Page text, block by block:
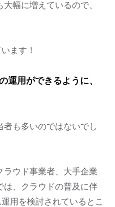
幅に増えているので、
ます！
運用ができるように、
者も多いのではないでし
ラウド事業者、大手企業
は、クラウドの普及に伴
用を検討されているとこ